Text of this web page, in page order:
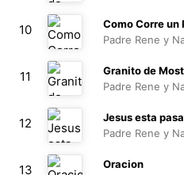
03:52
10
Como Corre un
Padre Rene y
05:43
11
Granito de
Padre Rene y
07:45
12
Jesus esta
Padre Rene y
07:46
13
Oracion